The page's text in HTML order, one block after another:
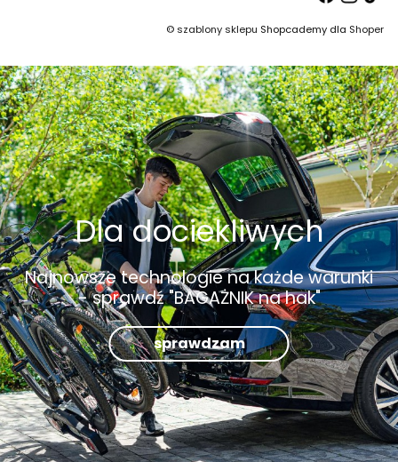
©szablony sklepu Shopcademy dla Shoper
Dla dociekliwych
Najnowsze technologie na każde warunki
- sprawdź "BAGAŻNIK na hak"
sprawdzam